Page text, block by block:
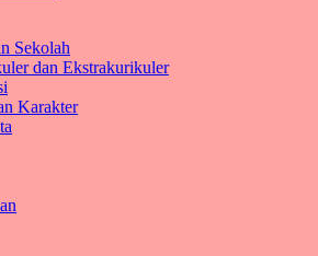
Sekolah
dan Ekstrakurikuler
Karakter